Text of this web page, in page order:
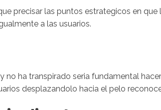
precisar las puntos estrategicos en
a las usuarios.
no ha transpirado seri­a fundamental
desplazandolo hacia el pelo